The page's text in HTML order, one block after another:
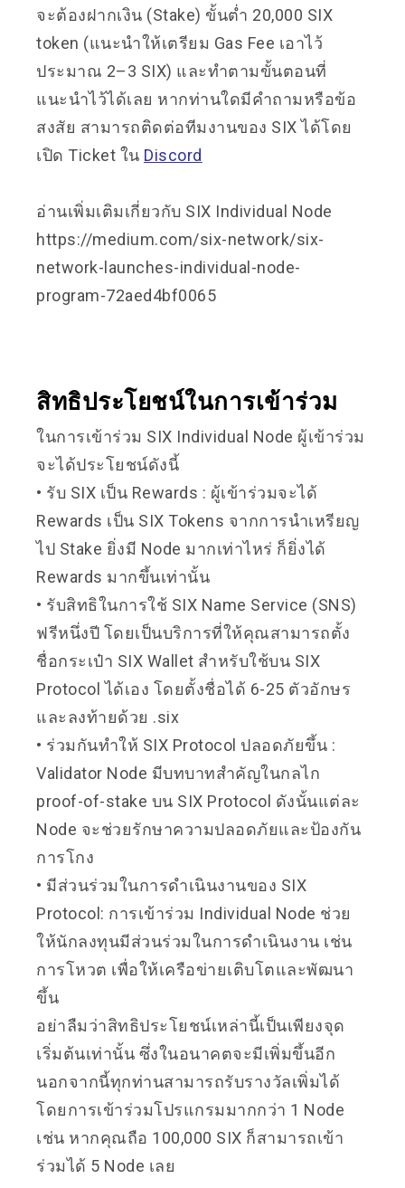
จะต้องฝากเงิน (Stake) ขั้นต่ำ 20,000 SIX
token (แนะนำให้เตรียม Gas Fee เอาไว้
ประมาณ 2–3 SIX) และทำตามขั้นตอนที่
แนะนำไว้ได้เลย หากท่านใดมีคำถามหรือข้อ
สงสัย สามารถติดต่อทีมงานของ SIX ได้โดย
เปิด Ticket ใน Discord
อ่านเพิ่มเติมเกี่ยวกับ SIX Individual Node
https://medium.com/six-network/six-
network-launches-individual-node-
program-72aed4bf0065
สิทธิประโยชน์ในการเข้าร่วม
ในการเข้าร่วม SIX Individual Node ผู้เข้าร่วม
จะได้ประโยชน์ดังนี้
• รับ SIX เป็น Rewards : ผู้เข้าร่วมจะได้
Rewards เป็น SIX Tokens จากการนำเหรียญ
ไป Stake ยิ่งมี Node มากเท่าไหร่ ก็ยิ่งได้
Rewards มากขึ้นเท่านั้น
• รับสิทธิในการใช้ SIX Name Service (SNS)
ฟรีหนึ่งปี โดยเป็นบริการที่ให้คุณสามารถตั้ง
ชื่อกระเป๋า SIX Wallet สำหรับใช้บน SIX
Protocol ได้เอง โดยตั้งชื่อได้ 6-25 ตัวอักษร
และลงท้ายด้วย .six
• ร่วมกันทำให้ SIX Protocol ปลอดภัยขึ้น :
Validator Node มีบทบาทสำคัญในกลไก
proof-of-stake บน SIX Protocol ดังนั้นแต่ละ
Node จะช่วยรักษาความปลอดภัยและป้องกัน
การโกง
• มีส่วนร่วมในการดำเนินงานของ SIX
Protocol: การเข้าร่วม Individual Node ช่วย
ให้นักลงทุนมีส่วนร่วมในการดำเนินงาน เช่น
การโหวต เพื่อให้เครือข่ายเติบโตและพัฒนา
ขึ้น
อย่าลืมว่าสิทธิประโยชน์เหล่านี้เป็นเพียงจุด
เริ่มต้นเท่านั้น ซึ่งในอนาคตจะมีเพิ่มขึ้นอีก
นอกจากนี้ทุกท่านสามารถรับรางวัลเพิ่มได้
โดยการเข้าร่วมโปรแกรมมากกว่า 1 Node
เช่น หากคุณถือ 100,000 SIX ก็สามารถเข้า
ร่วมได้ 5 Node เลย